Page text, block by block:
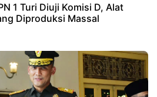
1 Turi Diuji Komisi D, Alat
Diproduksi Massal